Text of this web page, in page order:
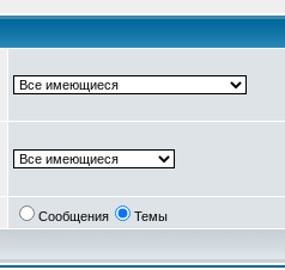
Сообщения Темы